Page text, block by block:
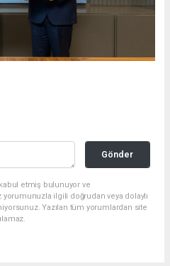
Gönder
etmiş bulunuyor ve
yorumunuzla ilgili doğrudan veya dolaylı
Yazılan tüm yorumlardan site